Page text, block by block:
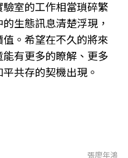
室的工作相當瑣碎繁
生態訊息清楚浮現，
。希望在不久的將來
有更多的瞭解、更多
共存的契機出現。
張廖年鴻